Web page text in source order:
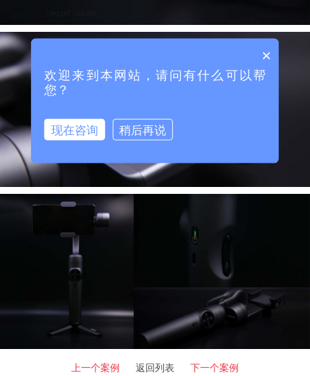
上一个案例 返回列表 下一个案例
×
欢迎来到本网站，请问有什么可以帮
您？
现在咨询 稍后再说